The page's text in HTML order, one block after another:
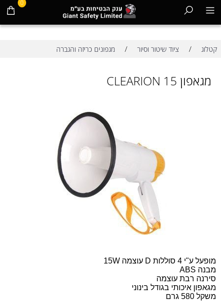
0
קטלוג / ציוד שיטור וסיור / מגפונים כריזה והגברה
מגאפון CLEARION 15
מופעל ע"י 4 סוללות D עוצמה 15W
מבנה ABS
סירנה רבת עוצמה
מגאפון איכותי בגודל בינוני
משקל 580 גרם